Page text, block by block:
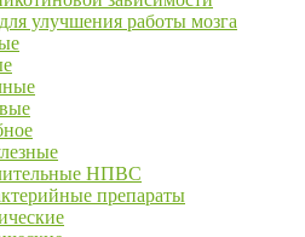
улучшения работы мозга
НПВС
препараты